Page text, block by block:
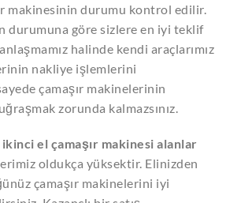
makinesinin durumu kontrol edilir.
durumuna göre sizlere en iyi teklif
halinde kendi araçlarımız
nakliye işlemlerini
çamaşır makinelerinin
zorunda kalmazsınız.
el çamaşır makinesi alanlar
oldukça yüksektir. Elinizden
çamaşır makinelerini iyi